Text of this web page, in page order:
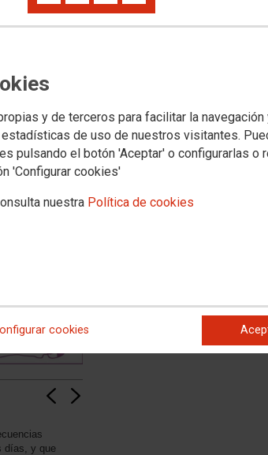
y de terceros para facilitar la navegación
de uso de nuestros visitantes.
pulsando el botón 'Aceptar' o configurarlas o
'Configurar cookies'
nuestra Política de cookies
cookies
más expuestas a la pobreza. Porque,
es extender la protección social con
en el marco del Diálogo Social, es
días, y que